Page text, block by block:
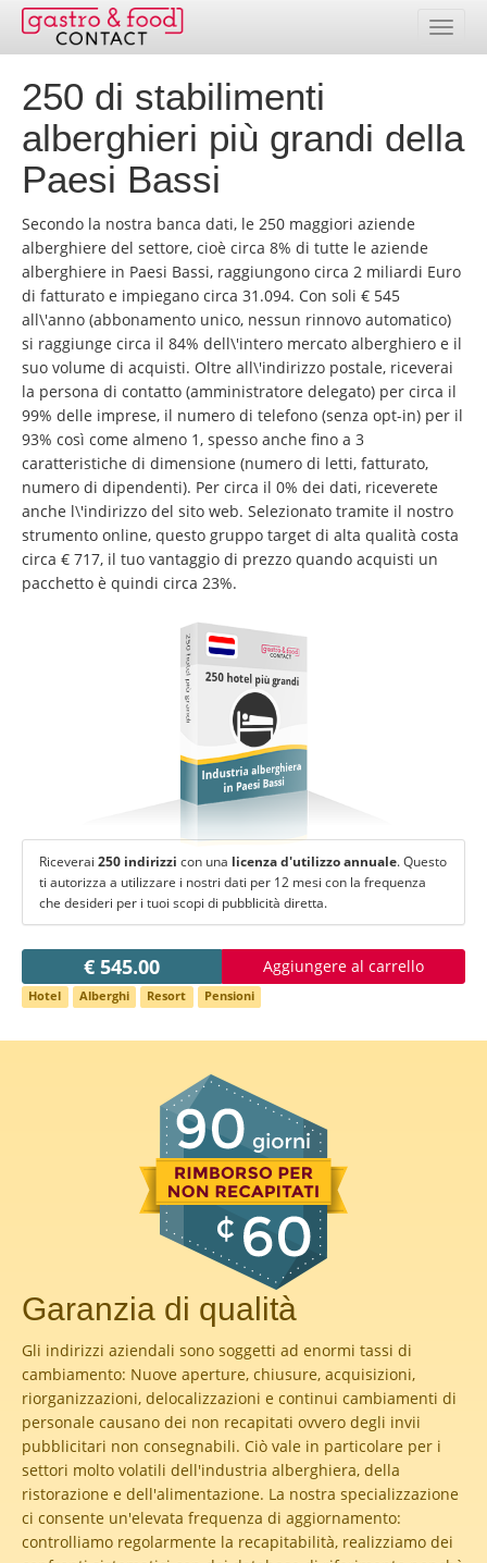
Banca dati
Elenco paesi
Pacchetti indirizzi
Selezione online
Prezzi
Prestazioni
Contatto
Area clienti
Cambiare lingua:
Deutsch
American English
British English
Italiano
Español
250 di stabilimenti
alberghieri più grandi della
Paesi Bassi
Secondo la nostra banca dati, le 250 maggiori aziende
alberghiere del settore, cioè circa 8% di tutte le aziende
alberghiere in Paesi Bassi, raggiungono circa 2 miliardi Euro
di fatturato e impiegano circa 31.094. Con soli € 545
all\'anno (abbonamento unico, nessun rinnovo automatico)
si raggiunge circa il 84% dell\'intero mercato alberghiero e il
suo volume di acquisti. Oltre all\'indirizzo postale, riceverai
la persona di contatto (amministratore delegato) per circa il
99% delle imprese, il numero di telefono (senza opt-in) per il
93% così come almeno 1, spesso anche fino a 3
caratteristiche di dimensione (numero di letti, fatturato,
numero di dipendenti). Per circa il 0% dei dati, riceverete
anche l\'indirizzo del sito web. Selezionato tramite il nostro
strumento online, questo gruppo target di alta qualità costa
circa € 717, il tuo vantaggio di prezzo quando acquisti un
pacchetto è quindi circa 23%.
250 hotel più grandi 250 hotel più grandi
Industria alberghiera
in Paesi Bassi
Riceverai 250 indirizzi con una licenza d'utilizzo annuale. Questo
ti autorizza a utilizzare i nostri dati per 12 mesi con la frequenza
che desideri per i tuoi scopi di pubblicità diretta.
€ 545.00 Aggiungere al carrello
Hotel Alberghi Resort Pensioni
Garanzia di qualità
Gli indirizzi aziendali sono soggetti ad enormi tassi di
cambiamento: Nuove aperture, chiusure, acquisizioni,
riorganizzazioni, delocalizzazioni e continui cambiamenti di
personale causano dei non recapitati ovvero degli invii
pubblicitari non consegnabili. Ciò vale in particolare per i
settori molto volatili dell'industria alberghiera, della
ristorazione e dell'alimentazione. La nostra specializzazione
ci consente un'elevata frequenza di aggiornamento:
controlliamo regolarmente la recapitabilità, realizziamo dei